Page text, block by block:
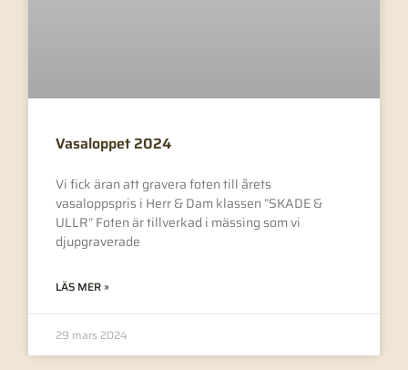
Vasaloppet 2024
Vi fick äran att gravera foten till årets
vasaloppspris i Herr & Dam klassen ”SKADE &
ULLR” Foten är tillverkad i mässing som vi
djupgraverade
LÄS MER »
29 mars 2024